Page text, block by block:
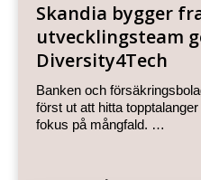
Skandia bygger
utvecklingsteam
Diversity4Tech
Banken och
först ut att hitta
fokus på mångfald. …